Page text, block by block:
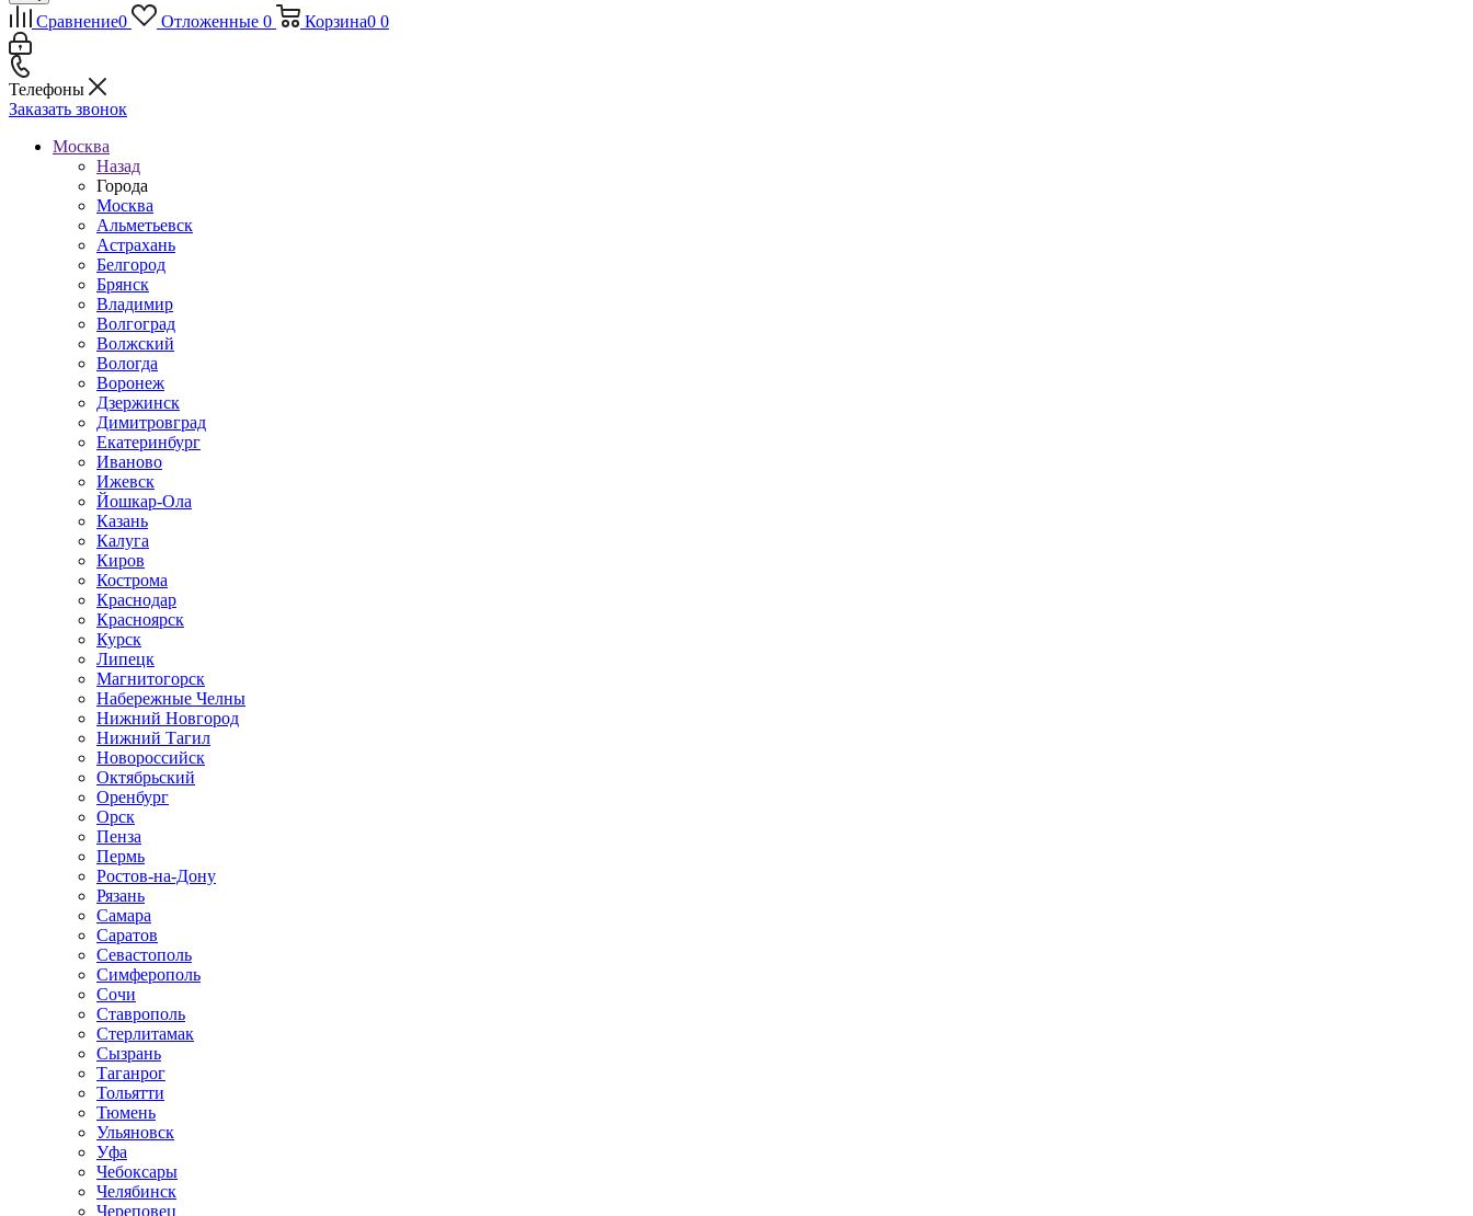
Сравнение0 Отложенные 0 Корзина0 0
Телефоны
Заказать звонок
Москва
Назад
Города
Москва
Альметьевск
Астрахань
Белгород
Брянск
Владимир
Волгоград
Волжский
Вологда
Воронеж
Дзержинск
Димитровград
Екатеринбург
Иваново
Ижевск
Йошкар-Ола
Казань
Калуга
Киров
Кострома
Краснодар
Красноярск
Курск
Липецк
Магнитогорск
Набережные Челны
Нижний Новгород
Нижний Тагил
Новороссийск
Октябрьский
Оренбург
Орск
Пенза
Пермь
Ростов-на-Дону
Рязань
Самара
Саратов
Севастополь
Симферополь
Сочи
Ставрополь
Стерлитамак
Сызрань
Таганрог
Тольятти
Тюмень
Ульяновск
Уфа
Чебоксары
Челябинск
Череповец